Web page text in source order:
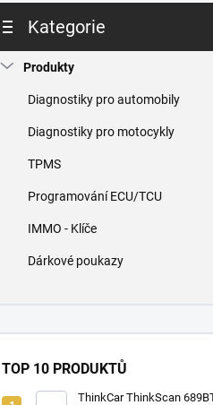
kategorie
Kategorie
Produkty
Diagnostiky pro automobily
Diagnostiky pro motocykly
TPMS
Programování ECU/TCU
IMMO - Klíče
Dárkové poukazy
TOP 10 PRODUKTŮ
ThinkCar ThinkScan